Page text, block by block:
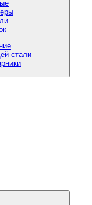
стали